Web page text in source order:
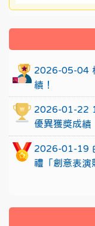
:::
2026-05-04
績！
2026-01-22
優異獲獎成績
2026-01-19
禮「創意表演